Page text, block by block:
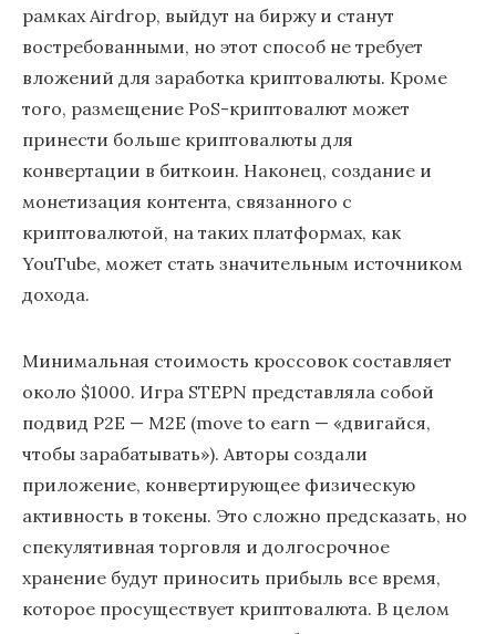
рамках Airdrop, выйдут на биржу и станут
востребованными, но этот способ не требует
вложений для заработка криптовалюты. Кроме
того, размещение PoS-криптовалют может
принести больше криптовалюты для
конвертации в биткоин. Наконец, создание и
монетизация контента, связанного с
криптовалютой, на таких платформах, как
YouTube, может стать значительным источником
дохода.
Минимальная стоимость кроссовок составляет
около $1000. Игра STEPN представляла собой
подвид P2E — M2E (move to earn — «двигайся,
чтобы зарабатывать»). Авторы создали
приложение, конвертирующее физическую
активность в токены. Это сложно предсказать, но
спекулятивная торговля и долгосрочное
хранение будут приносить прибыль все время,
которое просуществует криптовалюта. В целом